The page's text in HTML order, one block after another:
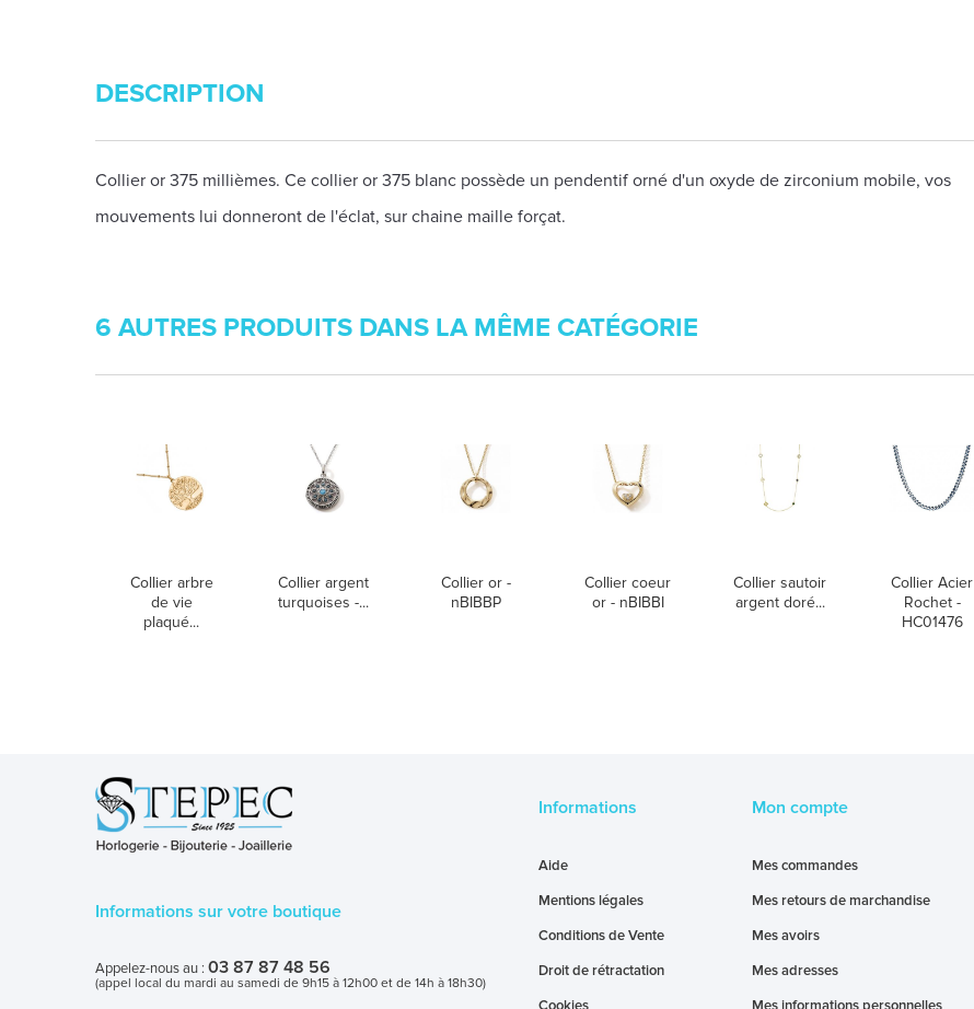
DESCRIPTION
Collier or 375 millièmes. Ce collier or 375 blanc possède un pendentif orné d'un oxyde de zirconium mobile, vos
mouvements lui donneront de l'éclat, sur chaine maille forçat.
6 AUTRES PRODUITS DANS LA MÊME CATÉGORIE
Collier arbre
de vie
plaqué...
Collier argent
turquoises -...
Collier or -
nBIBBP
Collier coeur
or - nBIBBI
Collier sautoir
argent doré...
Collier Acier
Rochet -
HC01476
Informations sur votre boutique
Appelez-nous au : 03 87 87 48 56
(appel local du mardi au samedi de 9h15 à 12h00 et de 14h à 18h30)
Informations
Aide
Mentions légales
Conditions de Vente
Droit de rétractation
Mon compte
Mes commandes
Mes retours de marchandise
Mes avoirs
Mes adresses